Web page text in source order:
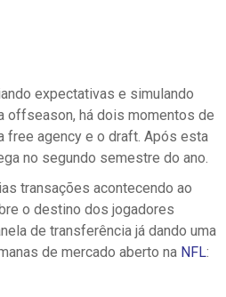
expectativas e simulando
offseason, há dois momentos de
free agency e o draft. Após esta
no segundo semestre do ano.
transações acontecendo ao
o destino dos jogadores
de transferência já dando uma
de mercado aberto na NFL: